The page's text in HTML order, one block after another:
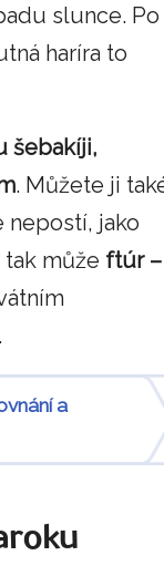
slunce. Po
haríra to
šebakíji,
. Můžete ji
nepostí, jako
může ftúr –
a